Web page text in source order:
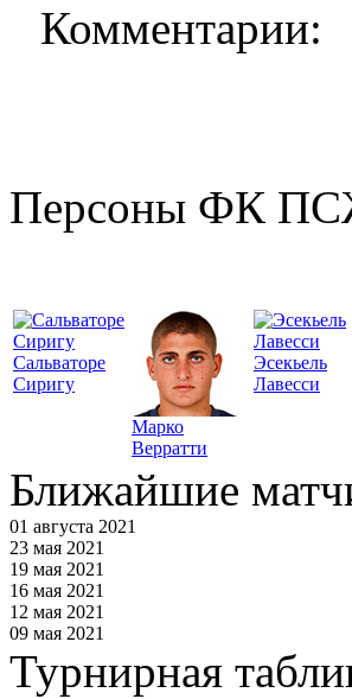
Комментарии:
Персоны ФК
Сальваторе
Сиригу
Марко
Верратти
Эсекьель
Лавесси
Ближайшие
01 августа 2021
23 мая 2021
19 мая 2021
16 мая 2021
12 мая 2021
09 мая 2021
Турнирная